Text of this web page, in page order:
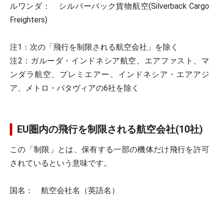
ルワンダ： シルバーバック貨物航空(Silverback Cargo
Freighters)
注1：次の「飛行を制限される航空会社」を除く
注2：ガルーダ・インドネシア航空、エアファスト、マ
ンダラ航空、プレミエアー、インドネシア・エアアジ
ア、メトロ・バタヴィアの6社を除く
EU圏内の飛行を制限される航空会社(10社)
この「制限」とは、保有する一部の機体だけ飛行を許可
されているという意味です。
国名： 航空会社名（英語名）